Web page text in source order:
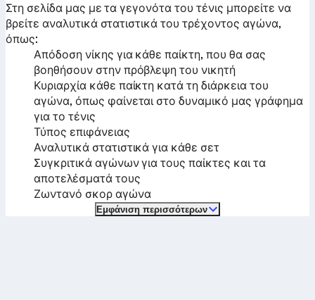
Στη σελίδα μας με τα γεγονότα του τένις μπορείτε να
βρείτε αναλυτικά στατιστικά του τρέχοντος αγώνα,
όπως:
Απόδοση νίκης για κάθε παίκτη, που θα σας
βοηθήσουν στην πρόβλεψη του νικητή
Κυριαρχία κάθε παίκτη κατά τη διάρκεια του
αγώνα, όπως φαίνεται στο δυναμικό μας γράφημα
για το τένις
Τύπος επιφάνειας
Αναλυτικά στατιστικά για κάθε σετ
Συγκριτικά αγώνων για τους παίκτες και τα
αποτελέσματά τους
Ζωντανό σκορ αγώνα
Εμφάνιση περισσότερων